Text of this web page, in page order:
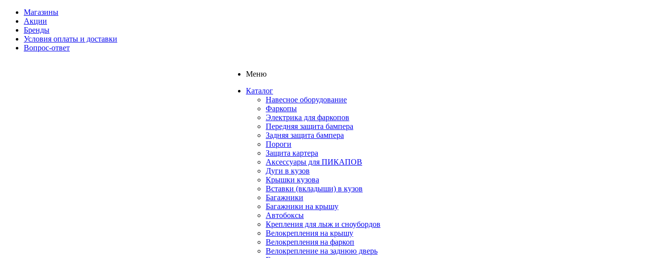
Магазины
Акции
Бренды
Условия оплаты и доставки
Вопрос-ответ
Меню
Каталог
Навесное оборудование
Фаркопы
Электрика для фаркопов
Передняя защита бампера
Задняя защита бампера
Пороги
Защита картера
Аксессуары для ПИКАПОВ
Дуги в кузов
Крышки кузова
Вставки (вкладыши) в кузов
Багажники
Багажники на крышу
Автобоксы
Крепления для лыж и сноубордов
Велокрепления на крышу
Велокрепления на фаркоп
Велокрепление на заднюю дверь